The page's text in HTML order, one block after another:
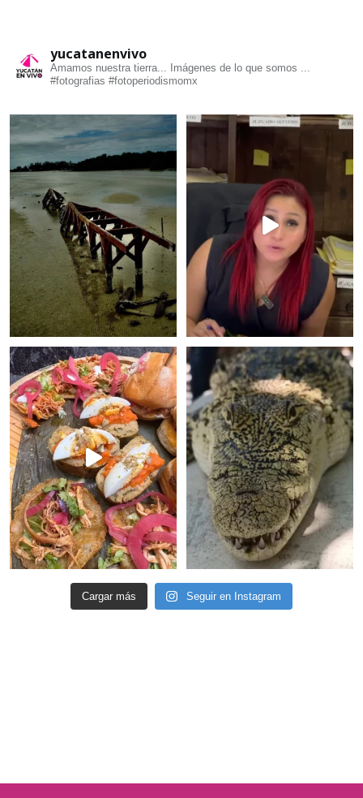
yucatanenvivo
Amamos nuestra tierra... Imágenes de lo que somos ...
#fotografias #fotoperiodismomx
Cargar más Seguir en Instagram